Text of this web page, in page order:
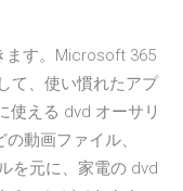
ます。Microsoft 365
て、使い慣れたアプ
使える dvd オーサリ
動画ファイル、
を元に、家電の dvd